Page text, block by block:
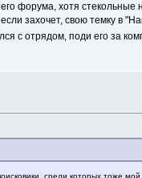
форума, хотя стекольные
захочет, свою темку в
с отрядом, поди его за
среди которых тоже мой